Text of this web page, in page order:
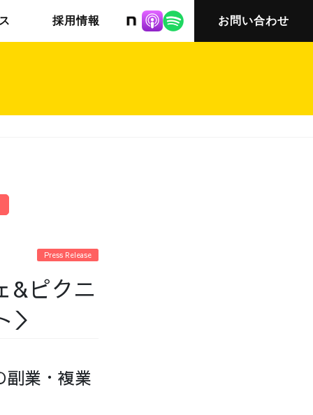
株式会社ニット
採用情報 お問い合わせ
Press Release
&ピクニ
副業・複業